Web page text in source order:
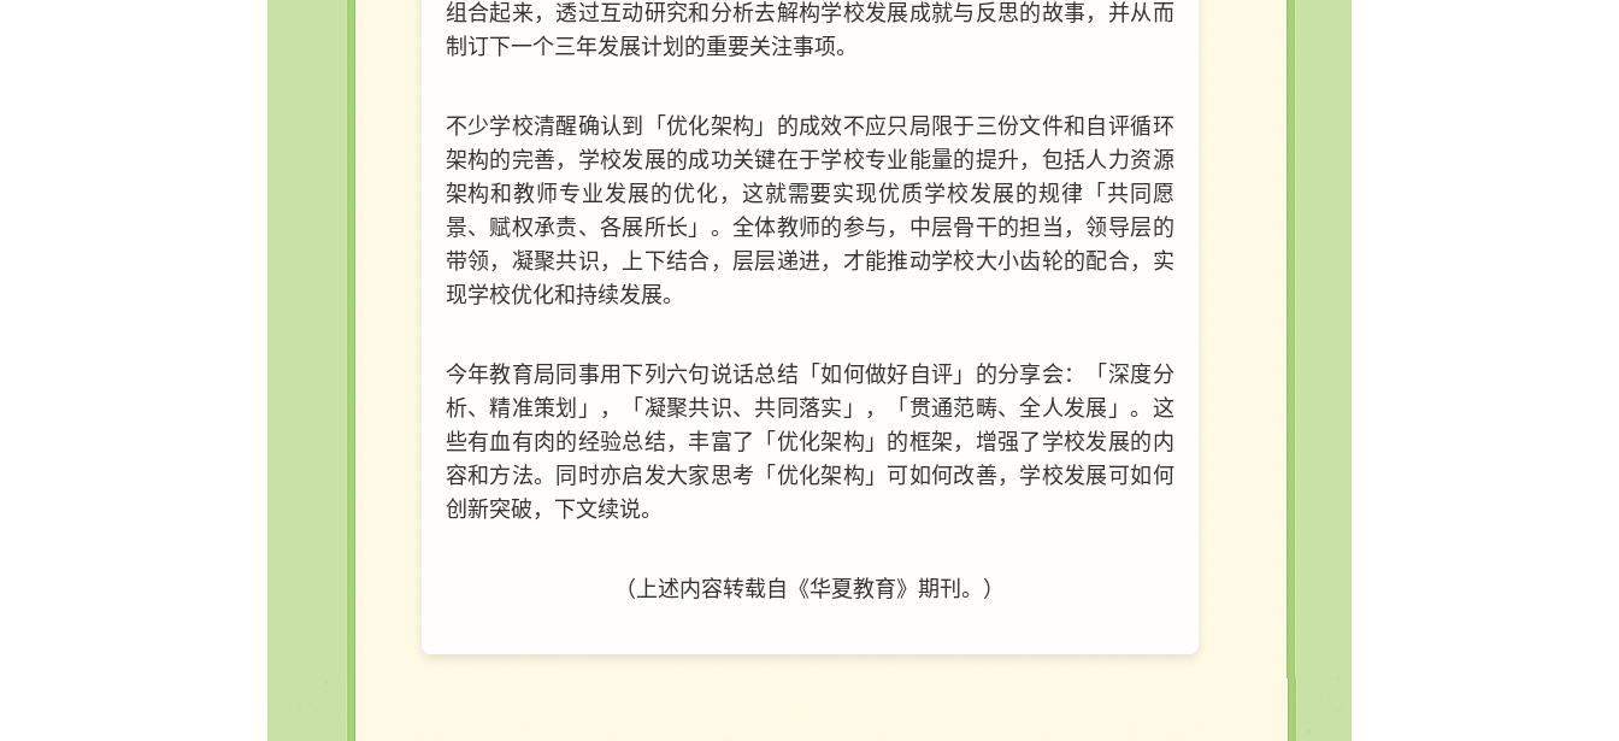
组合起来，透过互动研究和分析去解构学校发展成就与反思的故事，并从而
制订下一个三年发展计划的重要关注事项。
不少学校清醒确认到「优化架构」的成效不应只局限于三份文件和自评循环
架构的完善，学校发展的成功关键在于学校专业能量的提升，包括人力资源
架构和教师专业发展的优化，这就需要实现优质学校发展的规律「共同愿
景、赋权承责、各展所长」。全体教师的参与，中层骨干的担当，领导层的
带领，凝聚共识，上下结合，层层递进，才能推动学校大小齿轮的配合，实
现学校优化和持续发展。
今年教育局同事用下列六句说话总结「如何做好自评」的分享会：「深度分
析、精准策划」，「凝聚共识、共同落实」，「贯通范畴、全人发展」。这
些有血有肉的经验总结，丰富了「优化架构」的框架，增强了学校发展的内
容和方法。同时亦启发大家思考「优化架构」可如何改善，学校发展可如何
创新突破，下文续说。
（上述内容转载自《华夏教育》期刊 。 ）